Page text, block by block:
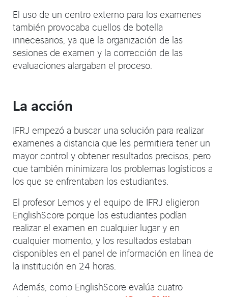
El uso de un centro externo para los examenes
también provocaba cuellos de botella
innecesarios, ya que la organización de las
sesiones de examen y la corrección de las
evaluaciones alargaban el proceso.
La acción
IFRJ empezó a buscar una solución para realizar
examenes a distancia que les permitiera tener un
mayor control y obtener resultados precisos, pero
que también minimizara los problemas logísticos a
los que se enfrentaban los estudiantes.
El profesor Lemos y el equipo de IFRJ eligieron
EnglishScore porque los estudiantes podían
realizar el examen en cualquier lugar y en
cualquier momento, y los resultados estaban
disponibles en el panel de información en línea de
la institución en 24 horas.
Además, como EnglishScore evalúa cuatro